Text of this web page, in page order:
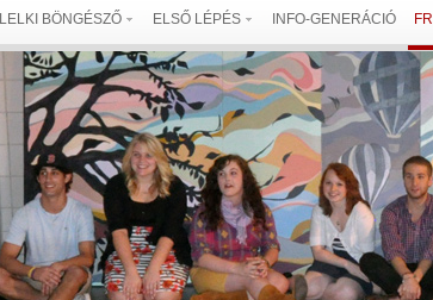
LELKI BÖNGÉSZŐ ELSŐ LÉPÉS INFO-GENERÁCIÓ